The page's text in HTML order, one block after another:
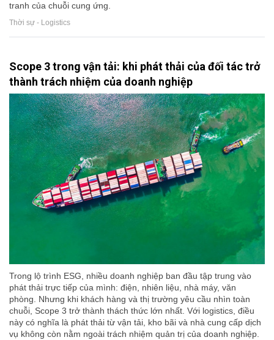
tranh của chuỗi cung ứng.
Thời sự - Logistics
Scope 3 trong vận tải: khi phát thải của đối tác trở
thành trách nhiệm của doanh nghiệp
Trong lộ trình ESG, nhiều doanh nghiệp ban đầu tập trung vào
phát thải trực tiếp của mình: điện, nhiên liệu, nhà máy, văn
phòng. Nhưng khi khách hàng và thị trường yêu cầu nhìn toàn
chuỗi, Scope 3 trở thành thách thức lớn nhất. Với logistics, điều
này có nghĩa là phát thải từ vận tải, kho bãi và nhà cung cấp dịch
vụ không còn nằm ngoài trách nhiệm quản trị của doanh nghiệp.